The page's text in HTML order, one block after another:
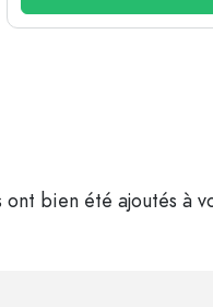
ont bien été ajoutés à